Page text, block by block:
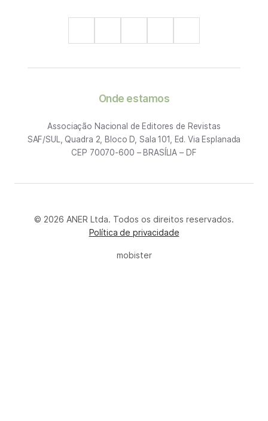
Onde estamos
Associação Nacional de Editores de Revistas
SAF/SUL, Quadra 2, Bloco D, Sala 101, Ed. Via Esplanada
CEP 70070-600 – BRASÍLIA – DF
© 2026 ANER Ltda. Todos os direitos reservados.
Política de privacidade
mobister